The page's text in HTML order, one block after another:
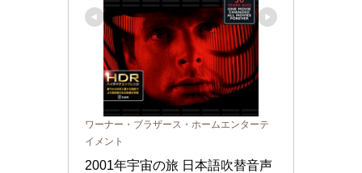
ワーナー・ブラザース・ホームエンターテ
イメント
2001年宇宙の旅 日本語吹替音声